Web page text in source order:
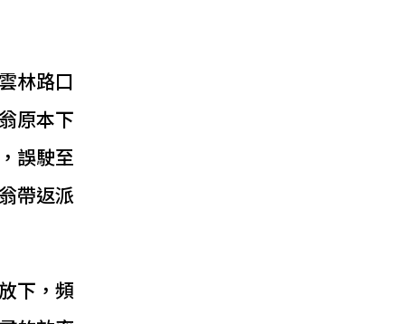
林路口
原本下
誤駛至
帶返派
下，頻